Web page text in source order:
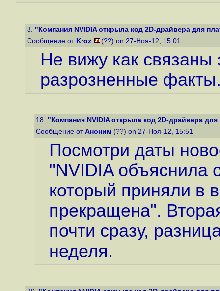
8. "Компания NVIDIA открыла код 2D-драйвера для
Сообщение от Kroz (??) on 27-Ноя-12, 15:01
Не вижу как
разрозненные
18. "Компания NVIDIA открыла код 2D-драйвера
Сообщение от Аноним (??) on 27-Ноя-12, 15:51
Посмотри даты
"NVIDIA объяснила
который приняли в
прекращена".
почти сразу,
неделя.